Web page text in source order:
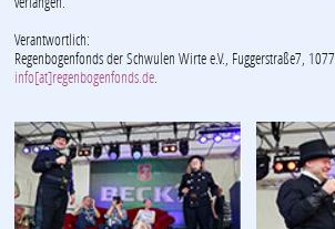
Verantwortlich:
Regenbogenfonds der Schwulen Wirte e.V., Fuggerstraße7,
info[at]regenbogenfonds.de.